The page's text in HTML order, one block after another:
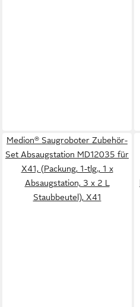
Medion® Saugroboter Zubehör-
Set Absaugstation MD12035 für
X41, (Packung, 1-tlg., 1 x
Absaugstation, 3 x 2 L
Staubbeutel), X41